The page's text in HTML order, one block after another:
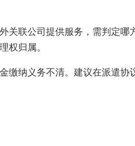
关联公司提供服务，需判定哪
权归属。
缴纳义务不清。建议在派遣协